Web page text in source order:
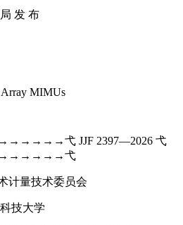
发 布
Array MIMUs
弋 JJF 2397—2026 弋
弋
计量技术委员会
技大学